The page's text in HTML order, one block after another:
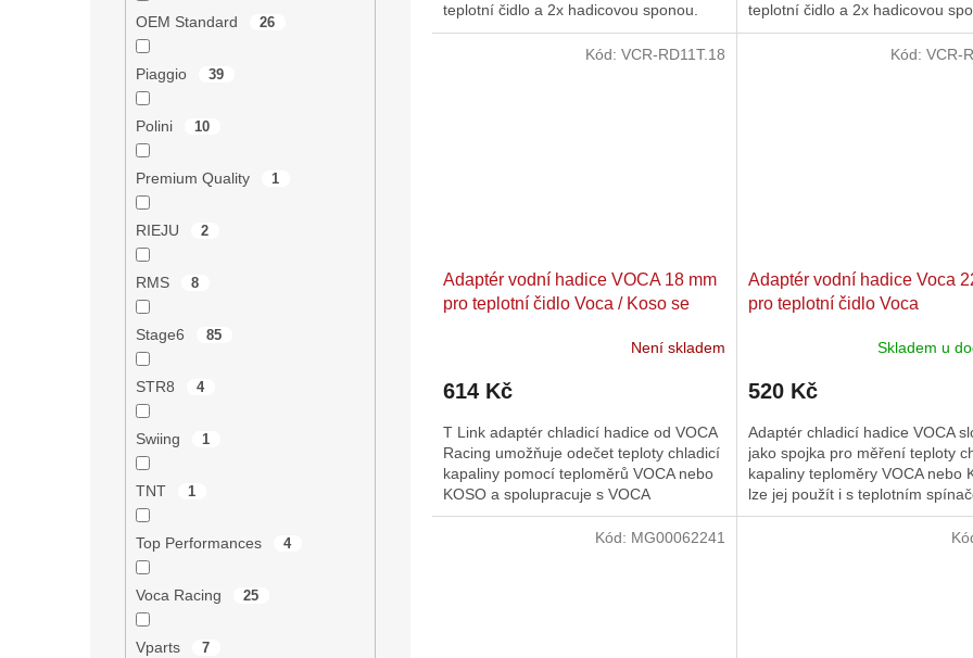
OEM Standard 26
Piaggio 39
Polini 10
Premium Quality 1
RIEJU 2
RMS 8
Stage6 85
STR8 4
Swiing 1
TNT 1
Top Performances 4
Voca Racing 25
Vparts 7
teplotní čidlo a 2x hadicovou sponou.
teplotní čidlo a 2x hadicovou
Adaptér vodní hadice VOCA 18 mm
pro teplotní čidlo Voca / Koso se
Není skladem
614 Kč
T Link adaptér chladicí hadice od VOCA
Racing umožňuje odečet teploty chladicí
kapaliny pomocí teploměrů VOCA nebo
KOSO a spolupracuje s VOCA
termokontaktem.
Kód: VCR-RD11T.18
Adaptér vodní hadice Voca
pro teplotní čidlo Voca
Skladem u
520 Kč
Adaptér chladicí hadice VOCA
jako spojka pro měření teploty
kapaliny teploměry VOCA nebo
lze jej použít i s teplotním
VOCA
Kód: VCR-
Kód: MG00062241